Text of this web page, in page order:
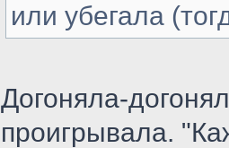
или убегала
Догоняла-
проигрывала.